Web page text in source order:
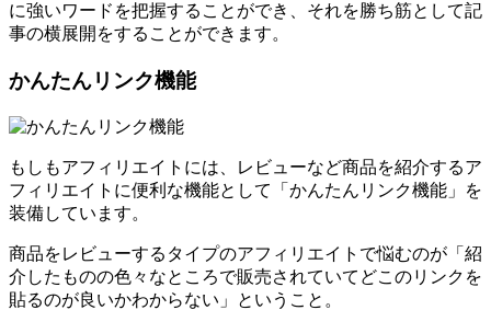
に強いワードを把握することができ、それを勝ち筋として記
事の横展開をすることができます。
かんたんリンク機能
もしもアフィリエイトには、レビューなど商品を紹介するア
フィリエイトに便利な機能として「かんたんリンク機能」を
装備しています。
商品をレビューするタイプのアフィリエイトで悩むのが「紹
介したものの色々なところで販売されていてどこのリンクを
貼るのが良いかわからない」ということ。